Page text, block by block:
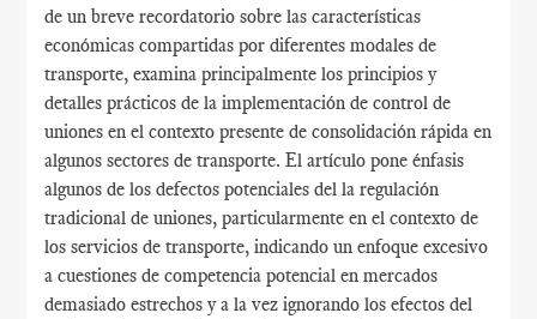
de un breve recordatorio sobre las características
económicas compartidas por diferentes modales de
transporte, examina principalmente los principios y
detalles prácticos de la implementación de control de
uniones en el contexto presente de consolidación rápida en
algunos sectores de transporte. El artículo pone énfasis
algunos de los defectos potenciales del la regulación
tradicional de uniones, particularmente en el contexto de
los servicios de transporte, indicando un enfoque excesivo
a cuestiones de competencia potencial en mercados
demasiado estrechos y a la vez ignorando los efectos del